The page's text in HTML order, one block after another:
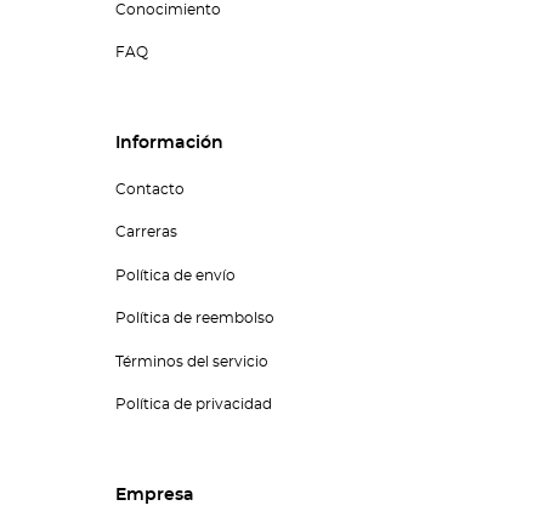
Conocimiento
FAQ
Información
Contacto
Carreras
Política de envío
Política de reembolso
Términos del servicio
Política de privacidad
Empresa